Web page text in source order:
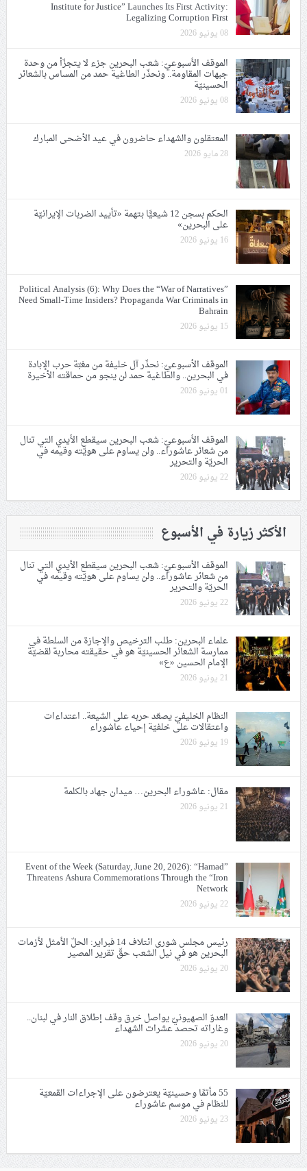
Institute for Justice” Launches Its First Activity:
Legalizing Corruption First
08 يونيو 2026
الموقف الأسبوعيّ: شعب البحرين جزء لا يتجزّأ من وحدة
جبهات المقاومة.. ونحذّر الطاغية حمد من المساس بالشعائر
الحسينيّة
08 يونيو 2026
المعتقلون والشهداء حاضرون في عيد الأضحى المبارك
28 مايو 2026
الحكم بسجن 12 شيعيًّا بتهمة «تأييد الضربات الإيرانيّة
على البحرين»
16 يونيو 2026
Political Analysis (6): Why Does the “War of Narratives”
Need Small-Time Insiders? Propaganda War Criminals in
Bahrain
15 يونيو 2026
الموقف الأسبوعيّ: نحذّر آل خليفة من مغبّة حرب الإبادة
في البحرين.. والطاغية حمد لن ينجو من حماقته الأخيرة
01 يونيو 2026
الموقف الأسبوعيّ: شعب البحرين سيقطع الأيدي التي تنال
من شعائر عاشوراء.. ولن يساوم على هويّته وقيمه في
الحريّة والتحرير
22 يونيو 2026
الأكثر زيارة في الأسبوع
الموقف الأسبوعيّ: شعب البحرين سيقطع الأيدي التي تنال
من شعائر عاشوراء.. ولن يساوم على هويّته وقيمه في
الحريّة والتحرير
22 يونيو 2026
علماء البحرين: طلب الترخيص والإجازة من السلطة في
ممارسة الشعائر الحسينيّة هو في حقيقته محاربة لقضيّة
الإمام الحسين «ع»
21 يونيو 2026
النظام الخليفيّ يصعّد حربه على الشيعة.. اعتداءات
واعتقالات على خلفيّة إحياء عاشوراء
19 يونيو 2026
مقال: عاشوراء البحرين… ميدان جهاد بالكلمة
21 يونيو 2026
Event of the Week (Saturday, June 20, 2026): “Hamad”
Threatens Ashura Commemorations Through the “Iron
Network
22 يونيو 2026
رئيس مجلس شورى ائتلاف 14 فبراير: الحلّ الأمثل لأزمات
البحرين هو في نيل الشعب حقّ تقرير المصير
20 يونيو 2026
العدوّ الصهيونيّ يواصل خرق وقف إطلاق النار في لبنان..
وغاراته تحصد عشرات الشهداء
20 يونيو 2026
55 مأتمًا وحسينيّة يعترضون على الإجراءات القمعيّة
للنظام في موسم عاشوراء
23 يونيو 2026